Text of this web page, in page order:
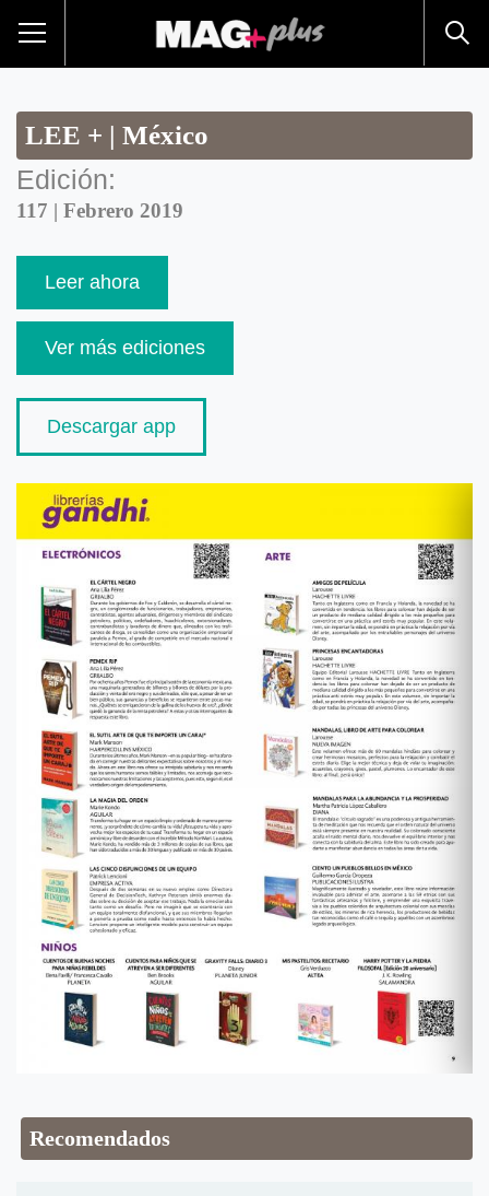
LEE + | México
Edición:
117 | Febrero 2019
Leer ahora
Ver más ediciones
Descargar app
Recomendados